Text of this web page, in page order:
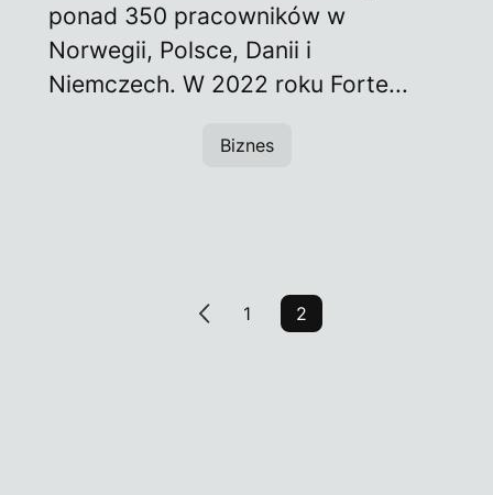
ponad 350 pracowników w
Norwegii, Polsce, Danii i
Niemczech. W 2022 roku Forte...
Biznes
1 2